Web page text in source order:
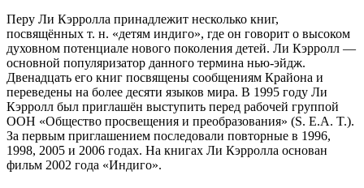
Перу Ли Кэрролла принадлежит несколько книг,
посвящённых т. н. «детям индиго», где он говорит о высоком
духовном потенциале нового поколения детей. Ли Кэрролл —
основной популяризатор данного термина нью-эйдж.
Двенадцать его книг посвящены сообщениям Крайона и
переведены на более десяти языков мира. В 1995 году Ли
Кэрролл был приглашён выступить перед рабочей группой
ООН «Общество просвещения и преобразования» (S. E.A. T.).
За первым приглашением последовали повторные в 1996,
1998, 2005 и 2006 годах. На книгах Ли Кэрролла основан
фильм 2002 года «Индиго».